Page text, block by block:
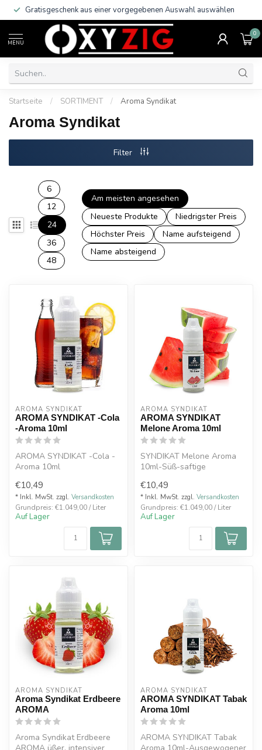
Gratisgeschenk aus einer vorgegebenen Auswahl auswählen
MENU
0
Startseite / SORTIMENT / Aroma Syndikat
Aroma Syndikat
Filter
6
12
24
36
48
Am meisten angesehen
Neueste Produkte
Niedrigster Preis
Höchster Preis
Name aufsteigend
Name absteigend
AROMA SYNDIKAT
AROMA SYNDIKAT -Cola
-Aroma 10ml
AROMA SYNDIKAT -Cola -
Aroma 10ml
€10,49
* Inkl. MwSt. zzgl. Versandkosten
Grundpreis: €1.049,00 / Liter
Auf Lager
AROMA SYNDIKAT
AROMA SYNDIKAT
Melone Aroma 10ml
SYNDIKAT Melone Aroma
10ml-Süß-saftige
€10,49
* Inkl. MwSt. zzgl. Versandkosten
Grundpreis: €1.049,00 / Liter
Auf Lager
AROMA SYNDIKAT
Aroma Syndikat Erdbeere
AROMA
Aroma Syndikat Erdbeere
AROMA SYNDIKAT
AROMA SYNDIKAT Tabak
Aroma 10ml
AROMA SYNDIKAT Tabak